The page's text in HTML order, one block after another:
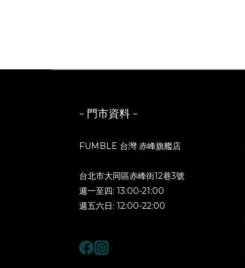
- 門市資料 -
FUMBLE 台灣 赤峰旗艦店
台北市大同區赤峰街12巷3號
週一至四: 13:00-21:00
週五六日: 12:00-22:00